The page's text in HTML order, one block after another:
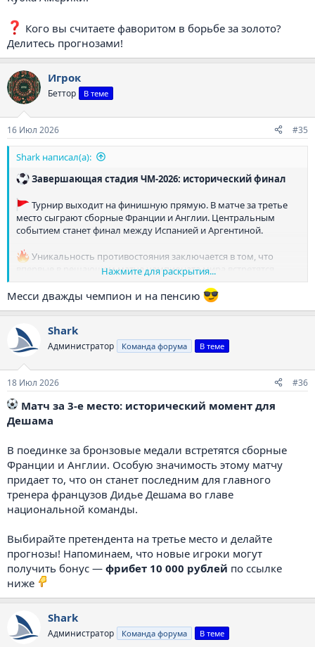
Кого вы считаете фаворитом в борьбе за золото?
Делитесь прогнозами!
Игрок
Беттор В теме
16 Июл 2026 #35
Shark написал(а):
️ Завершающая стадия ЧМ-2026: исторический финал
Турнир выходит на финишную прямую. В матче за третье
место сыграют сборные Франции и Англии. Центральным
событием станет финал между Испанией и Аргентиной.
Уникальность противостояния заключается в том, что
впервые в решающем матче чемпионата мира встретятся
действующие обладатели титулов Евро и Кубка Америки.
Кого вы считаете фаворитом в борьбе за золото? Делитесь
прогнозами!
Нажмите для раскрытия...
Месси дважды чемпион и на пенсию
Shark
Администратор Команда форума В теме
18 Июл 2026 #36
️ Матч за 3-е место: исторический момент для
Дешама
В поединке за бронзовые медали встретятся сборные
Франции и Англии. Особую значимость этому матчу
придает то, что он станет последним для главного
тренера французов Дидье Дешама во главе
национальной команды.
Выбирайте претендента на третье место и делайте
прогнозы! Напоминаем, что новые игроки могут
получить бонус — фрибет 10 000 рублей по ссылке
ниже
Shark
Администратор Команда форума В теме